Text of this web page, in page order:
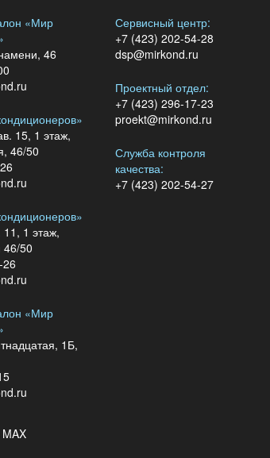
«Мир
46
15, 1 этаж,
46/50
1 этаж,
46/50
«Мир
1Б,
Сервисный центр:
+7 (423) 202-54-28
dsp@mirkond.ru
Проектный отдел:
+7 (423) 296-17-23
proekt@mirkond.ru
Служба контроля
качества:
+7 (423) 202-54-27